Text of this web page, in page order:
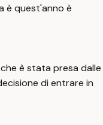
è quest'anno è
è stata presa dalle
di entrare in